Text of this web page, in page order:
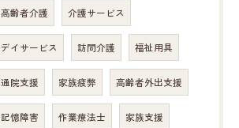
高齢者介護 介護サービス
デイサービス 訪問介護 福祉用具
通院支援 家族疲弊 高齢者外出支援
記憶障害 作業療法士 家族支援